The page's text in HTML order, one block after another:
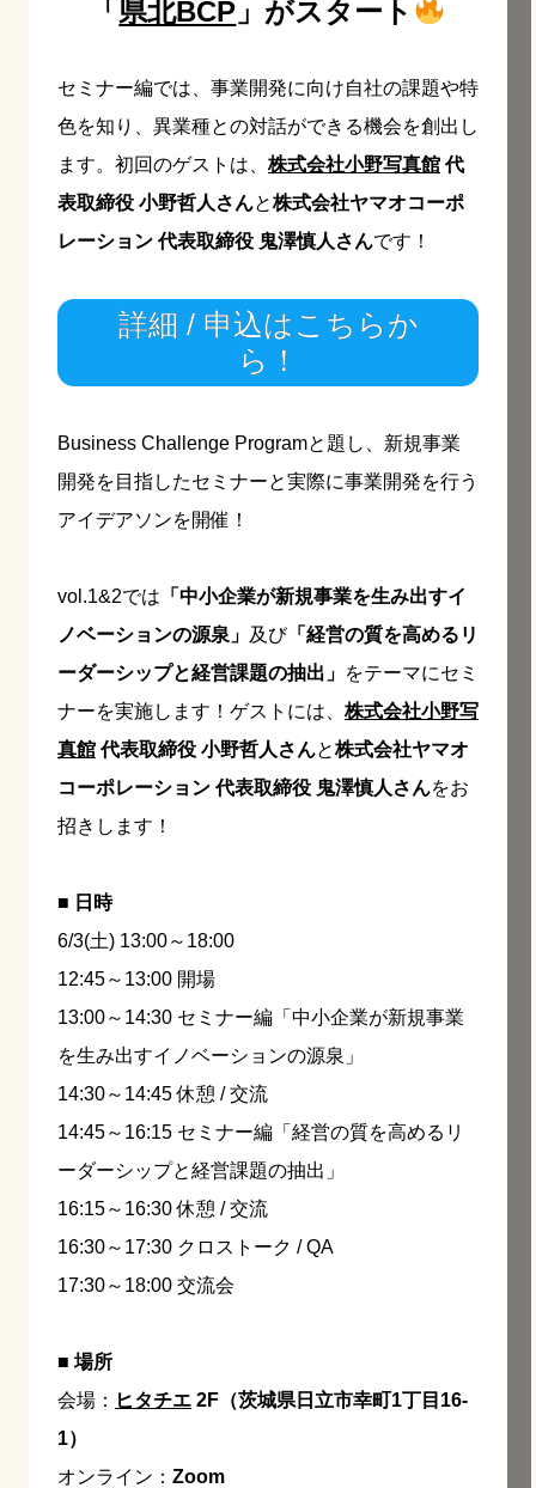
「 県北BCP 」がスタート
セミナー編では、事業開発に向け自社の課題や特
色を知り、異業種との対話ができる機会を創出し
ます。初回のゲストは、 株式会社小野写真館代
表取締役 小野哲人さんと株式会社ヤマオコーポ
レーション 代表取締役 鬼澤慎人さんです！
詳細 / 申込はこちらか
ら！
Business Challenge Programと題し、新規事業
開発を目指したセミナーと実際に事業開発を行う
アイデアソンを開催！
vol.1&2では 「中小企業が新規事業を生み出すイ
ノベーションの源泉」 及び「経営の質を高めるリ
ーダーシップと経営課題の抽出」 をテーマにセミ
ナーを実施します！ゲストには、 株式会社小野写
真館代表取締役 小野哲人さんと株式会社ヤマオ
コーポレーション 代表取締役 鬼澤慎人さんをお
招きします！
■ 日時
6/3(土) 13:00～18:00
12:45～13:00 開場
13:00～14:30 セミナー編「中小企業が新規事業
を生み出すイノベーションの源泉」
14:30～14:45 休憩 / 交流
14:45～16:15 セミナー編「経営の質を高めるリ
ーダーシップと経営課題の抽出」
16:15～16:30 休憩 / 交流
16:30～17:30 クロストーク / QA
17:30～18:00 交流会
■ 場所
会場： ヒタチエ 2F（茨城県日立市幸町1丁目16-
1）
オンライン： Zoom